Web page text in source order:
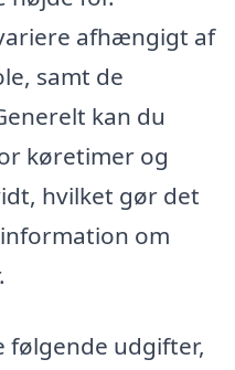
afhængigt af
samt de
kan du
køretimer og
hvilket gør det
om
følgende udgifter,